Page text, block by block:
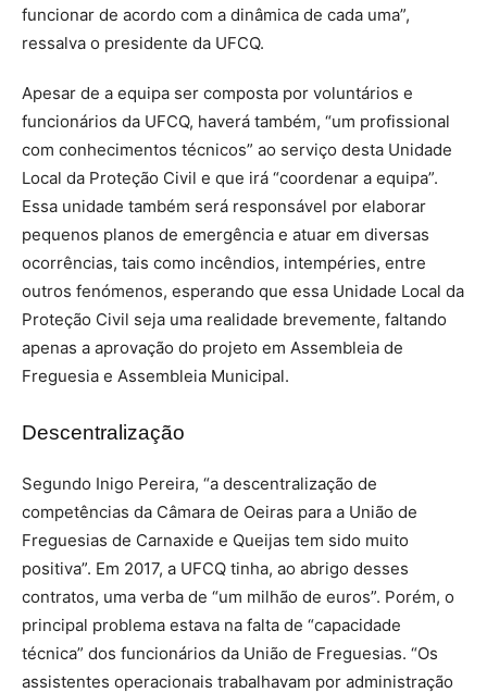
funcionar de acordo com a dinâmica de cada uma”,
ressalva o presidente da UFCQ.
Apesar de a equipa ser composta por voluntários e
funcionários da UFCQ, haverá também, “um profissional
com conhecimentos técnicos” ao serviço desta Unidade
Local da Proteção Civil e que irá “coordenar a equipa”.
Essa unidade também será responsável por elaborar
pequenos planos de emergência e atuar em diversas
ocorrências, tais como incêndios, intempéries, entre
outros fenómenos, esperando que essa Unidade Local da
Proteção Civil seja uma realidade brevemente, faltando
apenas a aprovação do projeto em Assembleia de
Freguesia e Assembleia Municipal.
Descentralização
Segundo Inigo Pereira, “a descentralização de
competências da Câmara de Oeiras para a União de
Freguesias de Carnaxide e Queijas tem sido muito
positiva”. Em 2017, a UFCQ tinha, ao abrigo desses
contratos, uma verba de “um milhão de euros”. Porém, o
principal problema estava na falta de “capacidade
técnica” dos funcionários da União de Freguesias. “Os
assistentes operacionais trabalhavam por administração